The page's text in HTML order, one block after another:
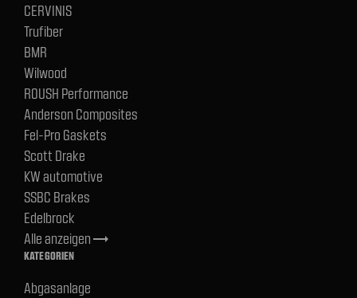
CERVINIS
Trufiber
BMR
Wilwood
ROUSH Performance
Anderson Composites
Fel-Pro Gaskets
Scott Drake
KW automotive
SSBC Brakes
Edelbrock
Alle anzeigentrending_flat
KATEGORIEN
Abgasanlage